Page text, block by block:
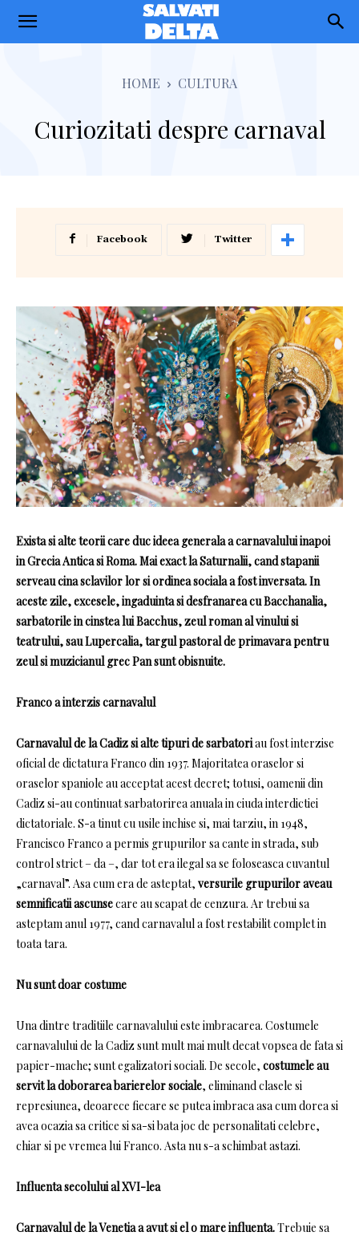
Salvati
HOME CULTURA
Curiozitati despre carnaval
Facebook Twitter
Exista si alte teorii care duc ideea generala a carnavalului inapoi
in Grecia Antica si Roma. Mai exact la Saturnalii, cand stapanii
serveau cina sclavilor lor si ordinea sociala a fost inversata. In
aceste zile, excesele, ingaduinta si desfranarea cu Bacchanalia,
sarbatorile in cinstea lui Bacchus, zeul roman al vinului si
teatrului, sau Lupercalia, targul pastoral de primavara pentru
zeul si muzicianul grec Pan sunt obisnuite.
Franco a interzis carnavalul
Carnavalul de la Cadiz si alte tipuri de sarbatoriau fostinterzise
oficial de dictatura Franco din 1937. Majoritatea oraselor si
oraselor spaniole au acceptat acest decret; totusi, oamenii din
Cadiz si-au continuat sarbatorirea anuala in ciuda interdictiei
dictatoriale. S-a tinut cu usile inchise si, mai tarziu, in 1948,
Francisco Franco a permis grupurilor sa cante in strada, sub
control strict – da –, dar tot era ilegal sa se foloseasca cuvantul
„carnaval”. Asa cum era de asteptat, versurile grupurilor aveau
semnificatii ascunsecare au scapat de cenzura. Ar trebui sa
asteptam anul 1977, cand carnavalul a fost restabilit complet in
toata tara.
Nu sunt doar costume
Una dintre traditiile carnavalului este imbracarea. Costumele
carnavalului de la Cadiz sunt mult mai mult decat vopsea de fata si
papier-mache; sunt egalizatori sociali. De secole, costumele au
servit la doborarea barierelor sociale, eliminand clasele si
represiunea, deoarece fiecare se putea imbraca asa cum dorea si
avea ocazia sa critice si sa-si bata joc de personalitati celebre,
chiar si pe vremea lui Franco. Asta nu s-a schimbat astazi.
Influenta secolului al XVI-lea
Carnavalul de la Venetia a avut si el o mare influenta.Trebuie sa